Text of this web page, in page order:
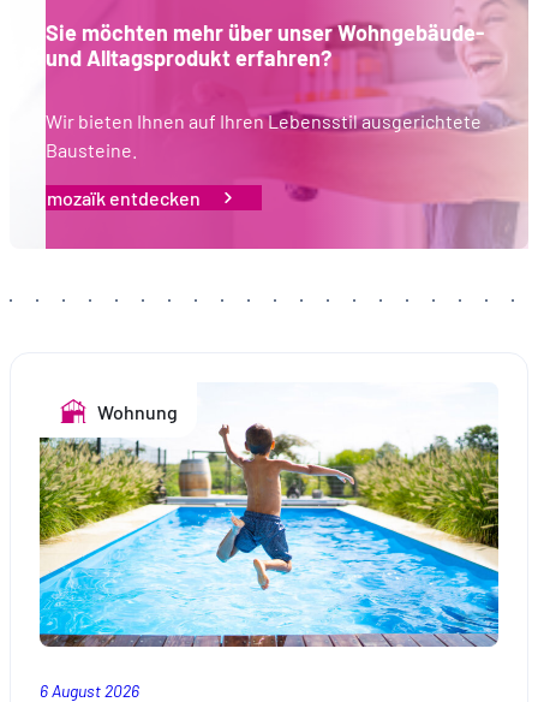
Sie möchten mehr über unser Wohngebäude-
und Alltagsprodukt erfahren?
Wir bieten Ihnen auf Ihren Lebensstil ausgerichtete
Bausteine.
mozaïk entdecken
Wohnung
6 August 2026